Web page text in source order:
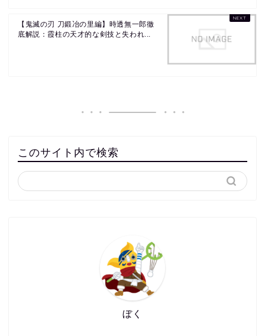
【鬼滅の刃 刀鍛冶の里編】時透無一郎徹
底解説：霞柱の天才的な剣技と失われ...
このサイト内で検索
ぼく